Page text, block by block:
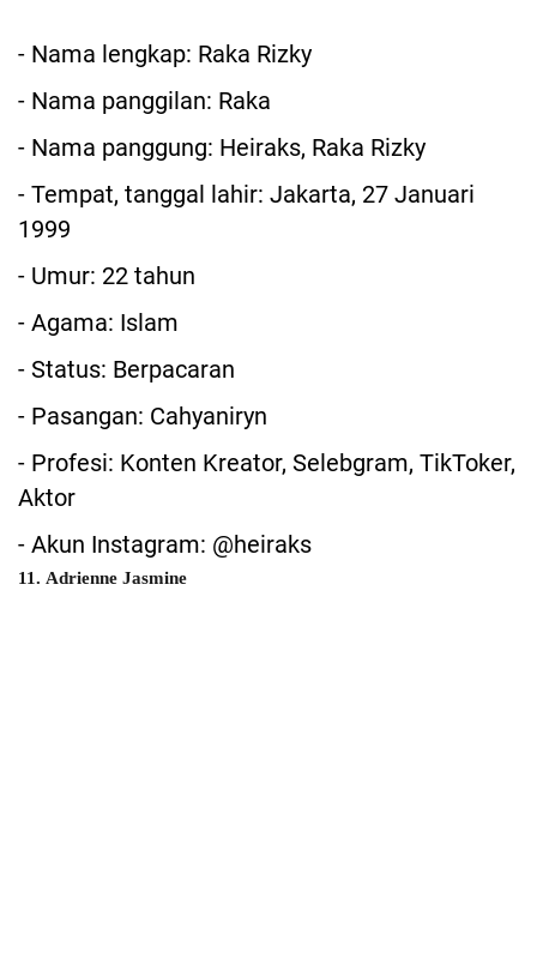
- Nama lengkap: Raka Rizky
- Nama panggilan: Raka
- Nama panggung: Heiraks, Raka Rizky
- Tempat, tanggal lahir: Jakarta, 27 Januari
1999
- Umur: 22 tahun
- Agama: Islam
- Status: Berpacaran
- Pasangan: Cahyaniryn
- Profesi: Konten Kreator, Selebgram, TikToker,
Aktor
- Akun Instagram: @heiraks
11. Adrienne Jasmine